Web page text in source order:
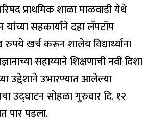
प्राथमिक शाळा माळवाडी येथे
सहकार्याने दहा लॅपटॉप
खर्च करून शालेय विद्यार्थ्यांना
सहाय्याने शिक्षणाची नवी दिशा
उद्देशाने उभारण्यात आलेल्या
उद्घाटन सोहळा गुरुवार दि. १२
पार पडला.